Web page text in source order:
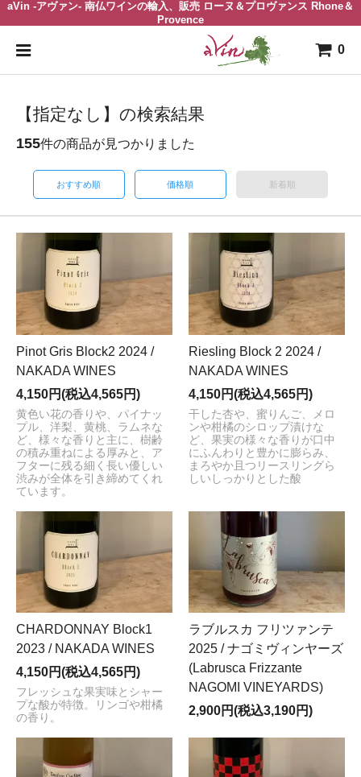
aVin -アヴァン- 南仏ワインの輸入、販売 ローヌ＆プロヴァンス Rhone＆
Provence
0
【指定なし】の検索結果
155件の商品が見つかりました
おすすめ順 価格順 新着順
Pinot Gris Block2 2024 /
NAKADA WINES
4,150円(税込4,565円)
黄色い花の香りや、パイナッ
プル、洋梨、黄桃、ラムネな
ど、様々な香りと主に、樹齢
の積み重ねによる厚みと、ア
フターに残る細く長い優しい
渋みが全体を引き締めてくれ
ています。
Riesling Block 2 2024 /
NAKADA WINES
4,150円(税込4,565円)
干した杏や、蜜りんご、メロ
ンや柑橘のシロップ漬けな
ど、果実の様々な香りが口中
にふんわりと豊かに膨らみ、
まろやか且つリースリングら
しいしっかりとした酸
CHARDONNAY Block1
2023 / NAKADA WINES
4,150円(税込4,565円)
フレッシュな果実味とシャー
プな酸が特徴。リンゴや柑橘
の香り。
ラブルスカ フリツァンテ
2025 / ナゴミヴィンヤーズ
(Labrusca Frizzante
NAGOMI VINEYARDS)
2,900円(税込3,190円)